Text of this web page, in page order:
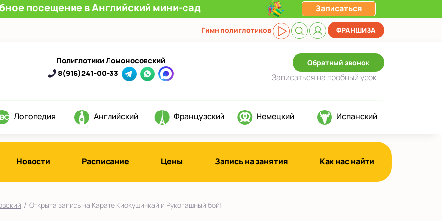
посещение в Английский мини-сад Записаться
Гимн полиглотиков ФРАНШИЗА
Полиглотики Ломоносовский
8(916)241-00-33
Обратный звонок
Записаться на пробный урок
Логопедия Английский Французский Немецкий Испанский
Новости Расписание Цены Запись на занятия Как нас найти
/ Открыта запись на Карате Киокушинкай и Рукопашный бой!